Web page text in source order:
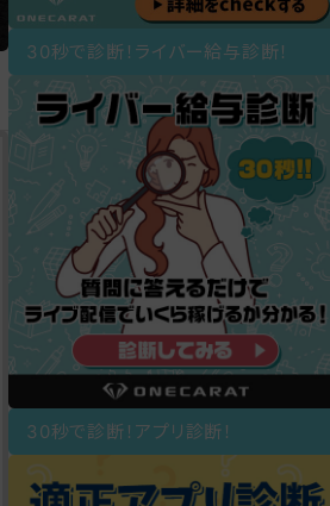
30秒で診断！ライバー給与診断！
30秒で診断！アプリ診断！